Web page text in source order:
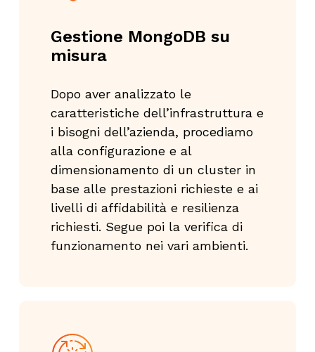
Gestione MongoDB su
misura
Dopo aver analizzato le
caratteristiche dell’infrastruttura e
i bisogni dell’azienda, procediamo
alla configurazione e al
dimensionamento di un cluster in
base alle prestazioni richieste e ai
livelli di affidabilità e resilienza
richiesti. Segue poi la verifica di
funzionamento nei vari ambienti.